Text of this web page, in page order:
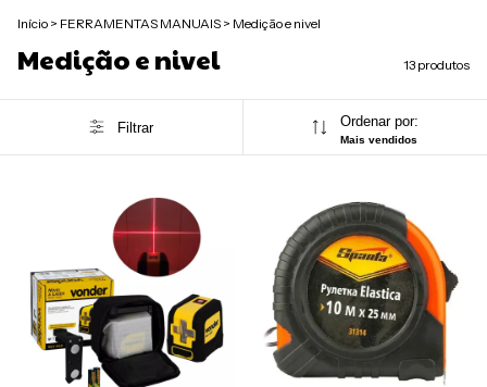
Início > FERRAMENTAS MANUAIS > Medição e nivel
Medição e nivel 13 produtos
Filtrar Ordenar por:
Mais vendidos